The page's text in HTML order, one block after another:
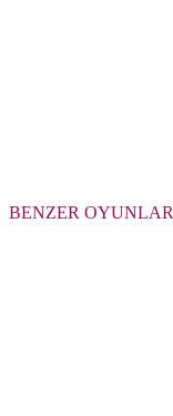
BENZER OYUNLAR